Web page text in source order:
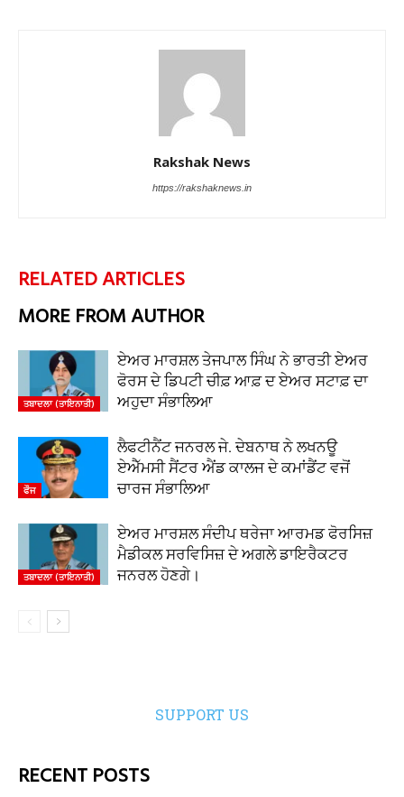
Rakshak News
https://rakshaknews.in
RELATED ARTICLES
MORE FROM AUTHOR
ਤਬਾਦਲਾ (ਤਾਇਨਾਤੀ)
ਏਅਰ ਮਾਰਸ਼ਲ ਤੇਜਪਾਲ ਸਿੰਘ ਨੇ ਭਾਰਤੀ ਏਅਰ
ਫੋਰਸ ਦੇ ਡਿਪਟੀ ਚੀਫ਼ ਆਫ਼ ਦ ਏਅਰ ਸਟਾਫ਼ ਦਾ
ਅਹੁਦਾ ਸੰਭਾਲਿਆ
ਫੌਜ
ਲੈਫਟੀਨੈਂਟ ਜਨਰਲ ਜੇ. ਦੇਬਨਾਥ ਨੇ ਲਖਨਊ
ਏਐੱਮਸੀ ਸੈਂਟਰ ਐਂਡ ਕਾਲਜ ਦੇ ਕਮਾਂਡੈਂਟ ਵਜੋਂ
ਚਾਰਜ ਸੰਭਾਲਿਆ
ਤਬਾਦਲਾ (ਤਾਇਨਾਤੀ)
ਏਅਰ ਮਾਰਸ਼ਲ ਸੰਦੀਪ ਥਰੇਜਾ ਆਰਮਡ ਫੋਰਸਿਜ਼
ਮੈਡੀਕਲ ਸਰਵਿਸਿਜ਼ ਦੇ ਅਗਲੇ ਡਾਇਰੈਕਟਰ
ਜਨਰਲ ਹੋਣਗੇ।
SUPPORT US
RECENT POSTS